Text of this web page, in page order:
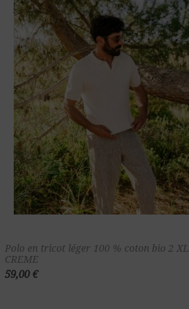
Ajouter au
Polo en tricot léger 100 % coton bio 2 XL
CREME
59,00 €